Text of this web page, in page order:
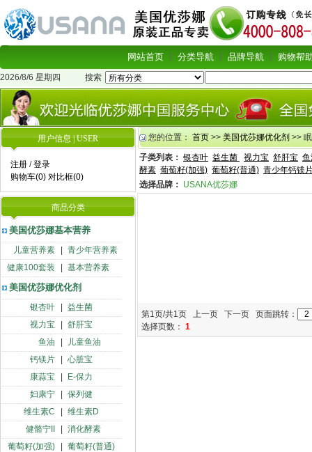
网站首页 分类导航 品牌导航 购物帮
2026/8/6 星期四 搜索
用户信息 | USER
注册 /登录
购物车(0) 对比框(0)
商品分类
美国优莎娜基本营养
儿童营养素
青少年营养素
健康100套装
基本营养素
美国优莎娜优化剂
银杏叶
益生菌
视力宝
舒肝宝
鱼油
儿童鱼油
钙镁片
心脏宝
康蒜宝
E-保力
妇康宁
保列健
维生素C
维生素D
健骼宁II
消化酵素
葡萄籽(加强)
葡萄籽(普通)
您的位置： 首页 >> 美国优莎娜优化剂 >>
子类列表： 银杏叶 益生菌 视力宝 舒肝宝
酵素 葡萄籽(加强) 葡萄籽(普通) 青少年钙镁
选择品牌： USANA优莎娜
第1页/共1页 上一页 下一页 页面跳转：
选择页数： 1